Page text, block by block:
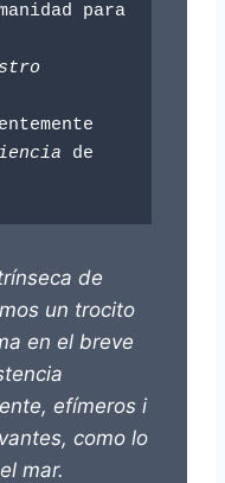
para
de
de
un trocito
en el breve
efímeros i
como lo
mar.